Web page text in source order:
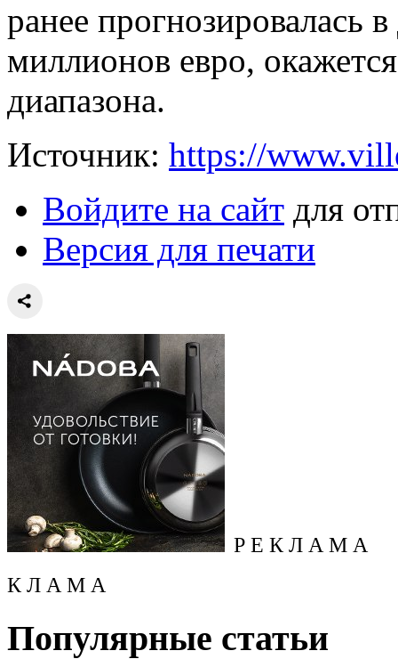
ранее прогнозировалась
миллионов евро,
диапазона.
Источник: https://
Войдите на сайт для
Версия для печати
Р Е К Л А М А
К Л А М А
Популярные статьи